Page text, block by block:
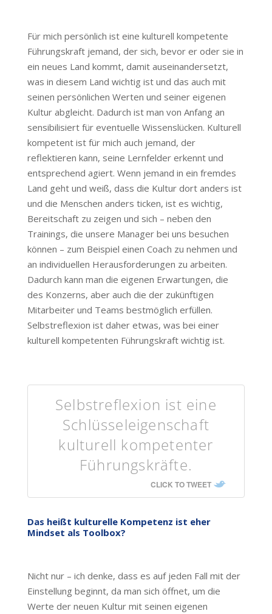
Für mich persönlich ist eine kulturell kompetente
Führungskraft jemand, der sich, bevor er oder sie in
ein neues Land kommt, damit auseinandersetzt,
was in diesem Land wichtig ist und das auch mit
seinen persönlichen Werten und seiner eigenen
Kultur abgleicht. Dadurch ist man von Anfang an
sensibilisiert für eventuelle Wissenslücken. Kulturell
kompetent ist für mich auch jemand, der
reflektieren kann, seine Lernfelder erkennt und
entsprechend agiert. Wenn jemand in ein fremdes
Land geht und weiß, dass die Kultur dort anders ist
und die Menschen anders ticken, ist es wichtig,
Bereitschaft zu zeigen und sich – neben den
Trainings, die unsere Manager bei uns besuchen
können – zum Beispiel einen Coach zu nehmen und
an individuellen Herausforderungen zu arbeiten.
Dadurch kann man die eigenen Erwartungen, die
des Konzerns, aber auch die der zukünftigen
Mitarbeiter und Teams bestmöglich erfüllen.
Selbstreflexion ist daher etwas, was bei einer
kulturell kompetenten Führungskraft wichtig ist.
Selbstreflexion ist eine
Schlüsseleigenschaft
kulturell kompetenter
Führungskräfte.
CLICK TO TWEET
Das heißt kulturelle Kompetenz ist eher
Mindset als Toolbox?
Nicht nur – ich denke, dass es auf jeden Fall mit der
Einstellung beginnt, da man sich öffnet, um die
Werte der neuen Kultur mit seinen eigenen